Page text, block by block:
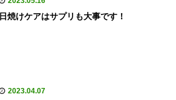
日焼けケアはサプリも大事です！
2023.04.07